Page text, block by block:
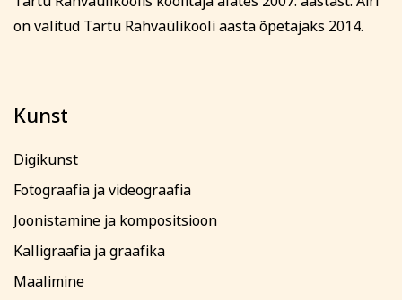
on valitud Tartu Rahvaülikooli aasta õpetajaks 2014.
Kunst
Digikunst
Fotograafia ja videograafia
Joonistamine ja kompositsioon
Kalligraafia ja graafika
Maalimine